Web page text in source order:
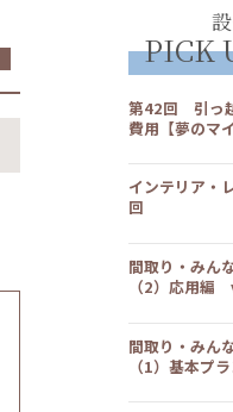
PICK
第42回 引っ
費用【夢のマ
インテリア
回
間取り・みん
（2）応用
間取り・みん
（1）基本プ